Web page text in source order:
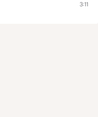
3:11